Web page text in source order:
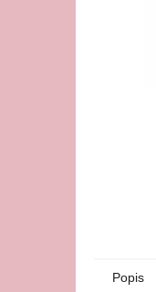
Popis